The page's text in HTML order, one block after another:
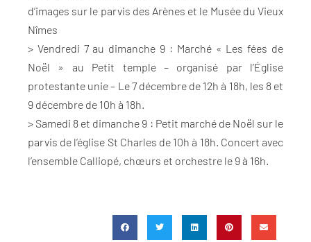
d’images sur le parvis des Arènes et le Musée du Vieux
Nîmes
> Vendredi 7 au dimanche 9 : Marché « Les fées de
Noël » au Petit temple – organisé par l’Église
protestante unie – Le 7 décembre de 12h à 18h, les 8 et
9 décembre de 10h à 18h.
> Samedi 8 et dimanche 9 : Petit marché de Noël sur le
parvis de l’église St Charles de 10h à 18h. Concert avec
l’ensemble Calliopé, chœurs et orchestre le 9 à 16h.